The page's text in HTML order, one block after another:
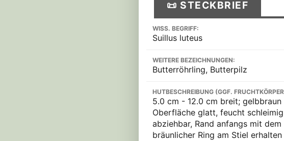
📜 STECKBRIEF
WISS. BEGRIFF:
Suillus luteus
WEITERE BEZEICHNUNGEN:
Butterröhrling, Butterpilz
HUTBESCHREIBUNG (GGF.
5.0 cm - 12.0 cm breit;
Oberfläche glatt, feucht
abziehbar, Rand anfangs mit
bräunlicher Ring am Stiel